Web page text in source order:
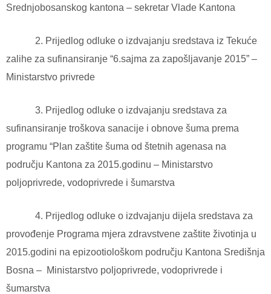
Srednjobosanskog kantona – sekretar Vlade Kantona
2. Prijedlog odluke o izdvajanju sredstava iz Tekuće
zalihe za sufinansiranje “6.sajma za zapošljavanje 2015” –
Ministarstvo privrede
3. Prijedlog odluke o izdvajanju sredstava za
sufinansiranje troškova sanacije i obnove šuma prema
programu “Plan zaštite šuma od štetnih agenasa na
području Kantona za 2015.godinu – Ministarstvo
poljoprivrede, vodoprivrede i šumarstva
4. Prijedlog odluke o izdvajanju dijela sredstava za
provođenje Programa mjera zdravstvene zaštite životinja u
2015.godini na epizootiološkom području Kantona Središnja
Bosna – Ministarstvo poljoprivrede, vodoprivrede i
šumarstva